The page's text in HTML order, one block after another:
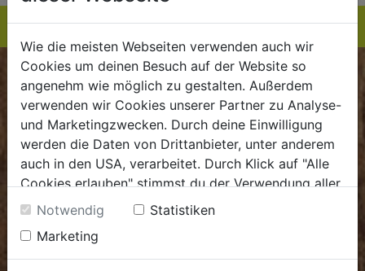
BIOKISTE
Kundenservice
Mo - Do: 8.00 - 16.00 Uhr
Fr: 8.00 - 15.00 Uhr
.dieBiokiste@biohof.at
.+43 7272 2597
Wie die meisten Webseiten verwenden auch wir
Cookies um deinen Besuch auf der Website so
angenehm wie möglich zu gestalten. Außerdem
verwenden wir Cookies unserer Partner zu Analyse-
und Marketingzwecken. Durch deine Einwilligung
werden die Daten von Drittanbieter, unter anderem
auch in den USA, verarbeitet. Durch Klick auf "Alle
Cookies erlauben" stimmst du der Verwendung aller
Cookies zu. Unter "Details anzeigen" findest du alle
Infos zu den unterschiedlichen Cookies, du kannst
auch entscheiden, welche Cookies du erlauben
möchtest.
Notwendig
Statistiken
Marketing